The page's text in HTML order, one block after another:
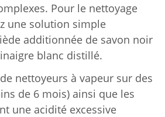
Pour le nettoyage
une solution simple
additionnée de savon noir
blanc distillé.
nettoyeurs à vapeur sur des
de 6 mois) ainsi que les
une acidité excessive